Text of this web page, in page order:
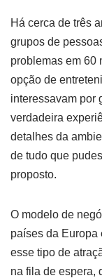
Há cerca de três
grupos de
problemas em 60
opção de
interessavam por
verdadeira
detalhes da
de tudo que
proposto.
O modelo de
países da Europa
esse tipo de
na fila de espera,